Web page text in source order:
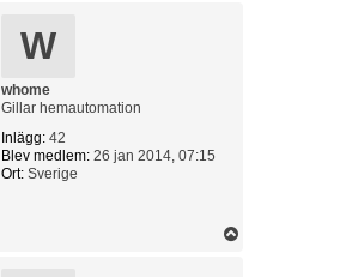
W
whome
Gillar hemautomation
Inlägg: 42
Blev medlem: 26 jan 2014, 07:15
Ort: Sverige